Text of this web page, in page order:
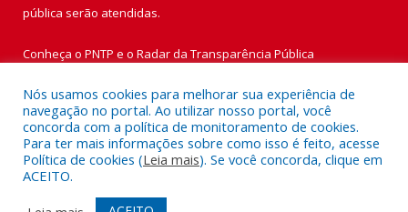
pública serão atendidas.
Conheça o PNTP e o Radar da Transparência Pública
Todos os direitos reservados a Prefeitura Municipal de Vigia de
Nazaré.
Nós usamos cookies para melhorar sua experiência de
navegação no portal. Ao utilizar nosso portal, você
concorda com a política de monitoramento de cookies.
Para ter mais informações sobre como isso é feito, acesse
Política de cookies (Leia mais). Se você concorda, clique em
ACEITO.